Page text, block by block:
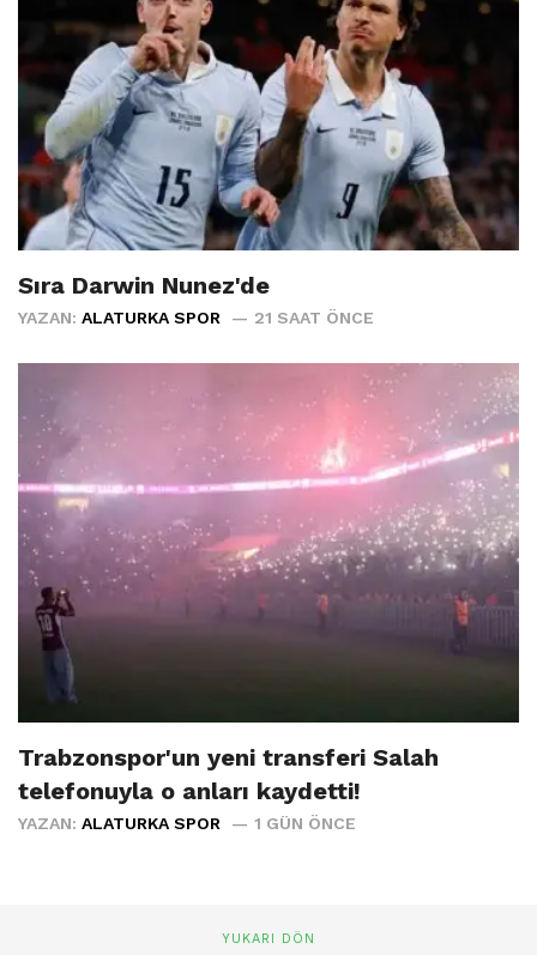
Sıra Darwin Nunez'de
YAZAN: ALATURKA SPOR 21 SAAT ÖNCE
Trabzonspor'un yeni transferi Salah
telefonuyla o anları kaydetti!
YAZAN: ALATURKA SPOR 1 GÜN ÖNCE
YUKARI DÖN